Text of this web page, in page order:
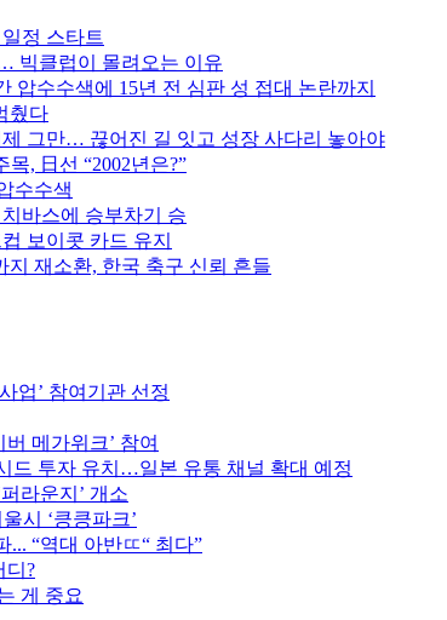
정 스타트
빅클럽이 몰려오는 이유
수수색에 15년 전 심판 성 접대 논란까지
췄다
그만… 끊어진 길 잇고 성장 사다리 놓아야
, 日선 “2002년은?”
수수색
바스에 승부차기 승
보이콧 카드 유지
지 재소환, 한국 축구 신뢰 흔들
업’ 참여기관 선정
메가위크’ 참여
드 투자 유치…일본 유통 채널 확대 예정
라운지’ 개소
시 ‘킁킁파크’
“역대 아반ㄸ“ 최다”
디?
게 중요